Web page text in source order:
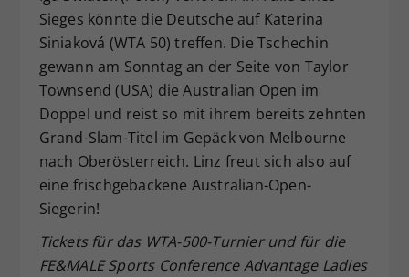
Sieges könnte die Deutsche auf Katerina
Siniaková (WTA 50) treffen. Die Tschechin
gewann am Sonntag an der Seite von Taylor
Townsend (USA) die Australian Open im
Doppel und reist so mit ihrem bereits zehnten
Grand-Slam-Titel im Gepäck von Melbourne
nach Oberösterreich. Linz freut sich also auf
eine frischgebackene Australian-Open-
Siegerin!
Tickets für das WTA-500-Turnier und für die
FE&MALE Sports Conference Advantage Ladies